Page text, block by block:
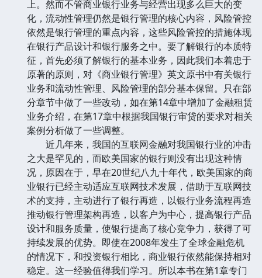
上。然而不管商业银行业务与经营出现多么巨大的变
化，流动性管理仍然是银行管理的核心内容，风险管控
依然是银行管理的重点内容，这些风险管控的措施体现
在银行产品设计和银行服务之中。要了解银行的本质特
征，首先必须了解银行的基本业务，因此我们本着忠于
原著的原则，对《商业银行管理》英文原书中有关银行
业务和流动性管理、风险管理的部分基本保留。只在部
分章节中做了一些改动，如在第14章中增加了金融租赁
业务介绍，在第17章中根据我国银行审贷的要求对相关
案例分析做了一些调整。
近几年来，我国的互联网金融对我国银行业的冲击
之大是罕见的，而欧美国家的银行则没有出现这种情
况，原因在于，早在20世纪八九十年代，欧美国家的商
业银行已经主动适应互联网技术发展，借助于互联网技
术的支持，主动进行了银行再造，以银行业务流程再造
推动银行管理架构再造，以客户为中心，提高银行产品
设计和服务质量，使银行提高了核心竞争力，获得了可
持续发展的优势。即使在2008年发生了全球金融危机
的情况下，和投资银行相比，商业银行依然能保持相对
稳定。这一经验值得我们学习。所以本书在第1章专门